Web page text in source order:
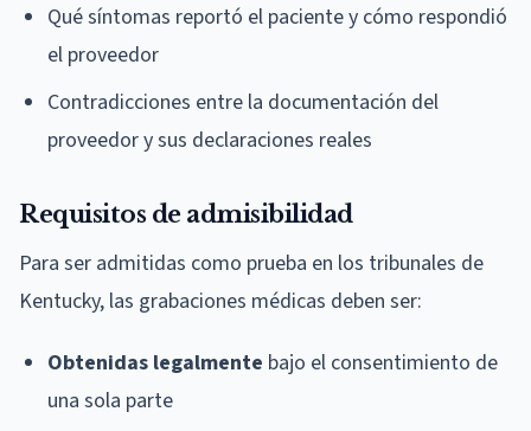
Qué síntomas reportó el paciente y cómo respondió
el proveedor
Contradicciones entre la documentación del
proveedor y sus declaraciones reales
Requisitos de admisibilidad
Para ser admitidas como prueba en los tribunales de
Kentucky, las grabaciones médicas deben ser:
Obtenidas legalmente bajo el consentimiento de
una sola parte